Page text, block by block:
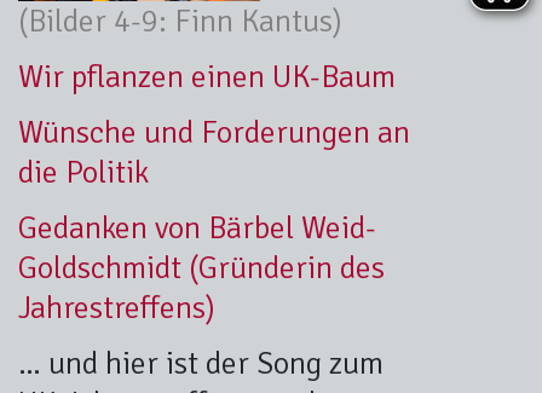
(Bilder 4-9: Finn Kantus)
Wir pflanzen einen UK-Baum
Wünsche und Forderungen an
die Politik
Gedanken von Bärbel Weid-
Goldschmidt (Gründerin des
Jahrestreffens)
… und hier ist der Song zum